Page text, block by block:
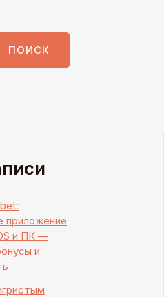
ПОИСК
приложение
и ПК —
и